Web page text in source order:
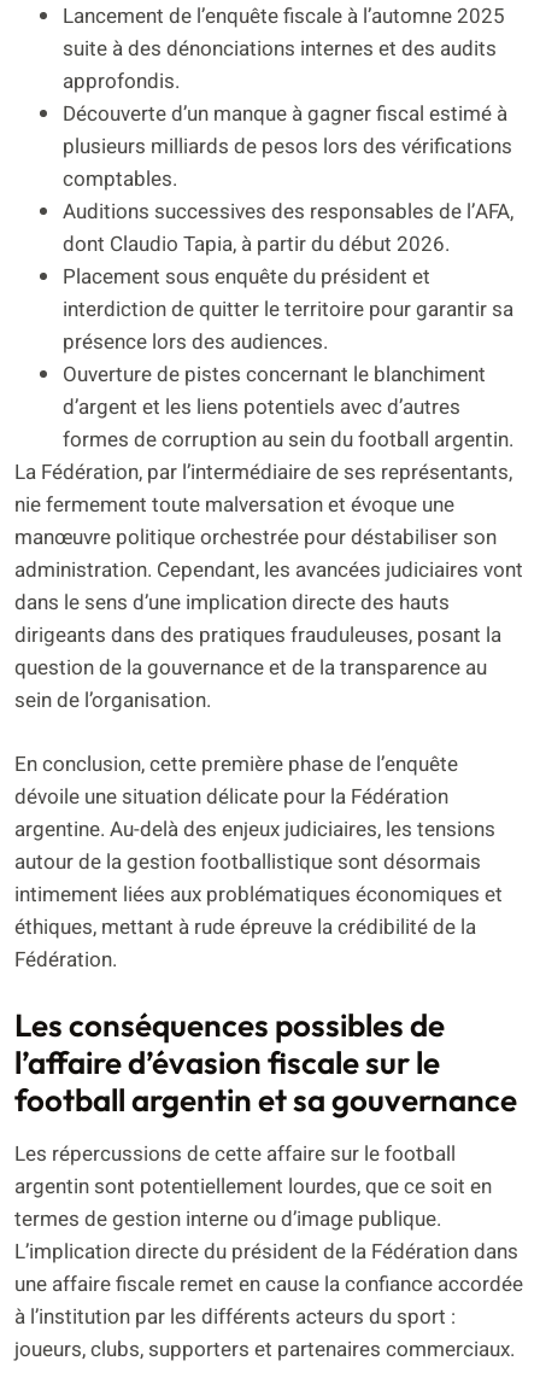
Lancement de l’enquête fiscale à l’automne 2025
suite à des dénonciations internes et des audits
approfondis.
Découverte d’un manque à gagner fiscal estimé à
plusieurs milliards de pesos lors des vérifications
comptables.
Auditions successives des responsables de l’AFA,
dont Claudio Tapia, à partir du début 2026.
Placement sous enquête du président et
interdiction de quitter le territoire pour garantir sa
présence lors des audiences.
Ouverture de pistes concernant le blanchiment
d’argent et les liens potentiels avec d’autres
formes de corruption au sein du football argentin.
La Fédération, par l’intermédiaire de ses représentants,
nie fermement toute malversation et évoque une
manœuvre politique orchestrée pour déstabiliser son
administration. Cependant, les avancées judiciaires vont
dans le sens d’une implication directe des hauts
dirigeants dans des pratiques frauduleuses, posant la
question de la gouvernance et de la transparence au
sein de l’organisation.
En conclusion, cette première phase de l’enquête
dévoile une situation délicate pour la Fédération
argentine. Au-delà des enjeux judiciaires, les tensions
autour de la gestion footballistique sont désormais
intimement liées aux problématiques économiques et
éthiques, mettant à rude épreuve la crédibilité de la
Fédération.
Les conséquences possibles de
l’affaire d’évasion fiscale sur le
football argentin et sa gouvernance
Les répercussions de cette affaire sur le football
argentin sont potentiellement lourdes, que ce soit en
termes de gestion interne ou d’image publique.
L’implication directe du président de la Fédération dans
une affaire fiscale remet en cause la confiance accordée
à l’institution par les différents acteurs du sport :
joueurs, clubs, supporters et partenaires commerciaux.